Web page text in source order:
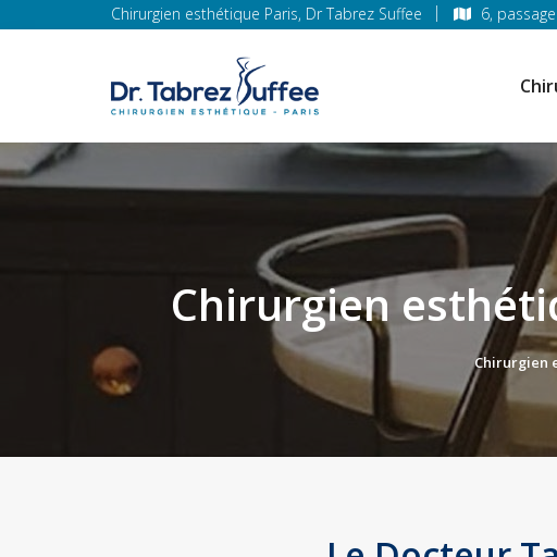
Chirurgien esthétique Paris, Dr Tabrez Suffee 6,
Chirurgien
Chirurgien